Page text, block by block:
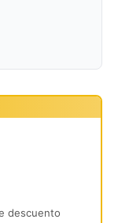
descuento